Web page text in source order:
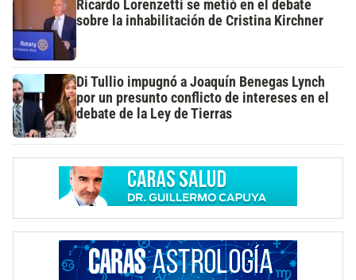
Ricardo Lorenzetti se metió en el debate
sobre la inhabilitación de Cristina Kirchner
Di Tullio impugnó a Joaquín Benegas Lynch
por un presunto conflicto de intereses en el
debate de la Ley de Tierras